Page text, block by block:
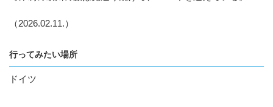
（2026.02.11.）
行ってみたい場所
ドイツ